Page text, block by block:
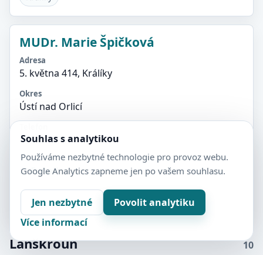
MUDr. Marie Špičková
Adresa
5. května 414, Králíky
Okres
Ústí nad Orlicí
465631274
Detail
Králíky
Lanškroun 10
Souhlas s analytikou
Používáme nezbytné technologie pro provoz webu.
Google Analytics zapneme jen po vašem souhlasu.
Jen nezbytné
Povolit analytiku
Více informací